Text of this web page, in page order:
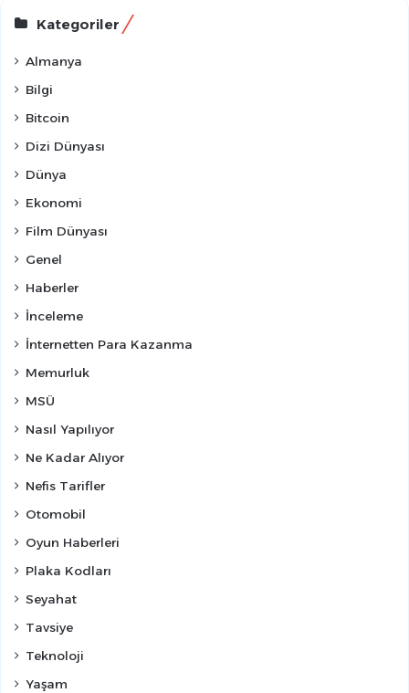
Kategoriler
Almanya
Bilgi
Bitcoin
Dizi Dünyası
Dünya
Ekonomi
Film Dünyası
Genel
Haberler
İnceleme
İnternetten Para Kazanma
Memurluk
MSÜ
Nasıl Yapılıyor
Ne Kadar Alıyor
Nefis Tarifler
Otomobil
Oyun Haberleri
Plaka Kodları
Seyahat
Tavsiye
Teknoloji
Yaşam